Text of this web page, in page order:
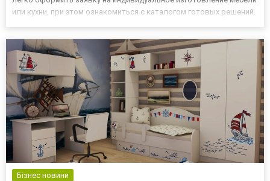
или кухни, при этом ознакомиться с каталогом готовых решений.
оригин...
Бізнес новини